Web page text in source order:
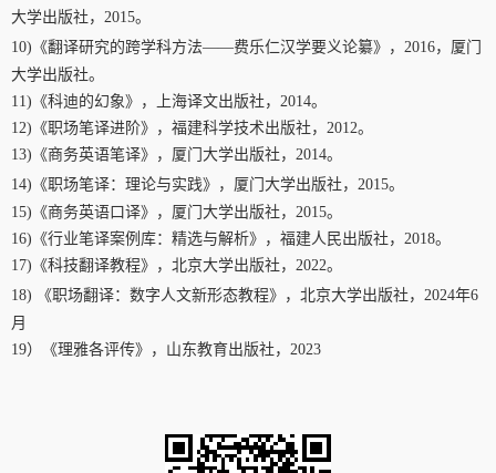
大学出版社， 2015。
10) 《翻译研究的跨学科方法——费乐仁汉学要义论纂》， 2016，厦门
大学出版社。
11) 《科迪的幻象》，上海译文出版社， 2014。
12) 《职场笔译进阶》，福建科学技术出版社， 2012。
13) 《商务英语笔译》，厦门大学出版社， 2014。
14) 《职场笔译：理论与实践》，厦门大学出版社， 2015。
15) 《商务英语口译》，厦门大学出版社， 2015。
16) 《行业笔译案例库：精选与解析》，福建人民出版社， 2018。
17) 《科技翻译教程》，北京大学出版社， 2022。
18)
《职场翻译：数字人文新形态教程》，北京大学出版社， 2024年6
月
19）《理雅各评传》，山东教育出版社， 2023